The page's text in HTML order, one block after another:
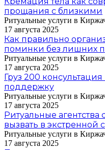
прощания с близкими
Ритуальные услуги в
17 августа 2025
Как правильно
поминки без лишних
Ритуальные услуги в
17 августа 2025
Груз 200
поддержку
Ритуальные услуги в
17 августа 2025
Ритуальные агентства
вызвать в экстренной
Ритуальные услуги в
17 августа 2025